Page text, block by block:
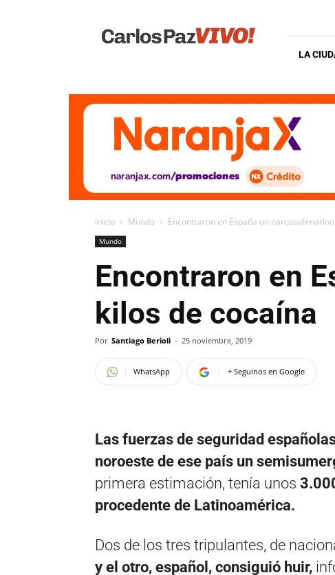
Vivo
LA
Inicio Mundo Encontraron en España un
Mundo
Encontraron en
kilos de cocaína
Por Santiago Berioli - 25 noviembre, 2019
WhatsApp + Seguinos en Google
Las fuerzas de seguridad
noroeste de ese país un
primera estimación, tenía unos
procedente de Latinoamérica.
Dos de los tres tripulantes, de
y el otro, español, consiguió huir,